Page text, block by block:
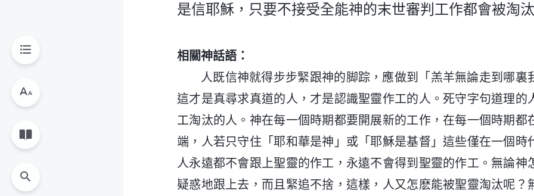
是信耶穌，只要不接受全能神的末世審判工作都會被淘
相關神話語：
人既信神就得步步緊跟神的脚踪，應做到「羔羊無論走到哪裏
這才是真尋求真道的人，才是認識聖靈作工的人。死守字句道理的
工淘汰的人。神在每一個時期都要開展新的工作，在每一個時期都
端，人若只守住「耶和華是神」或「耶穌是基督」這些僅在一個時
人永遠都不會跟上聖靈的作工，永遠不會得到聖靈的作工。無論神
疑惑地跟上去，而且緊追不捨，這樣，人又怎麽能被聖靈淘汰呢？